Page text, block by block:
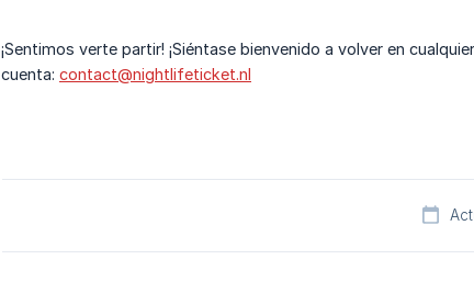
¡Sentimos verte partir! ¡Siéntase bienvenido a volver en
cuenta: contact@nightlifeticket.nl